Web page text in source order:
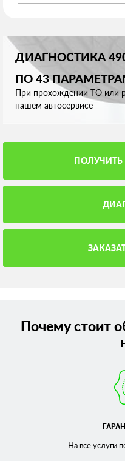
ДИАГНОСТИКА
ПО 43
При прохождении ТО или
нашем автосервисе
Почему стоит
На все услуги